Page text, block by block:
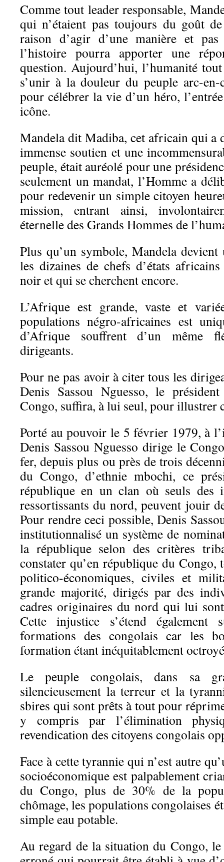
Comme tout leader responsable,
qui n’étaient pas toujours du goût
raison d’agir d’une manière et
l’histoire pourra apporter une
question. Aujourd’hui, l’humanité
s’unir à la douleur du peuple arc-
pour célébrer la vie d’un héro,
icône.
Mandela dit Madiba, cet africain qui a
immense soutien et une
peuple, était auréolé pour une
seulement un mandat, l’Homme a
pour redevenir un simple citoyen
mission, entrant ainsi,
éternelle des Grands Hommes de
Plus qu’un symbole, Mandela
les dizaines de chefs d’états
noir et qui se cherchent encore.
L’Afrique est grande, vaste et
populations négro-africaines est
d’Afrique souffrent d’un même
dirigeants.
Pour ne pas avoir à citer tous les
Denis Sassou Nguesso, le
Congo, suffira, à lui seul, pour illustrer
Porté au pouvoir le 5 février 1979, à
Denis Sassou Nguesso dirige le
fer, depuis plus ou près de trois
du Congo, d’ethnie mbochi, ce
république en un clan où seuls des
ressortissants du nord, peuvent jouir
Pour rendre ceci possible, Denis
institutionnalisé un système de
la république selon des critères
constater qu’en république du Congo,
politico-économiques, civiles et
grande majorité, dirigés par des
cadres originaires du nord qui lui
Cette injustice s’étend
formations des congolais car les
formation étant inéquitablement
Le peuple congolais, dans sa
silencieusement la terreur et la
sbires qui sont prêts à tout pour
y compris par l’élimination
revendication des citoyens congolais
Face à cette tyrannie qui n’est autre
socioéconomique est palpablement
du Congo, plus de 30% de la
chômage, les populations congolaises
simple eau potable.
Au regard de la situation du Congo,